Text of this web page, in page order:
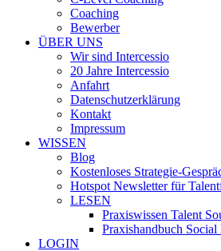
Coaching
Bewerber
ÜBER UNS
Wir sind Intercessio
20 Jahre Intercessio
Anfahrt
Datenschutzerklärung
Kontakt
Impressum
WISSEN
Blog
Kostenloses Strategie-
Hotspot Newsletter für
LESEN
Praxiswissen Talent
Praxishandbuch
LOGIN